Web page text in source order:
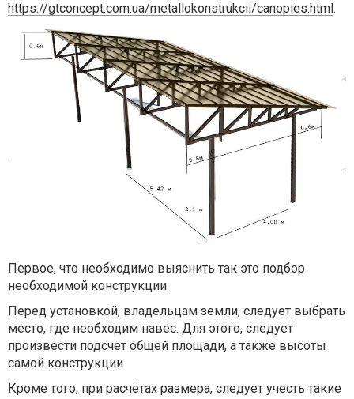
https://gtconcept.com.ua/metallokonstrukcii/canopies.html.
Первое, что необходимо выяснить так это подбор
необходимой конструкции.
Перед установкой, владельцам земли, следует выбрать
место, где необходим навес. Для этого, следует
произвести подсчёт общей площади, а также высоты
самой конструкции.
Кроме того, при расчётах размера, следует учесть такие